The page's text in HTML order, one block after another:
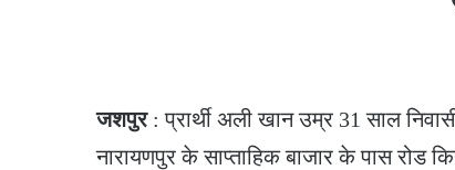
जशपुर: प्रार्थी अली खान उम्र 31 साल
नारायणपुर के साप्ताहिक बाजार के पास रोड